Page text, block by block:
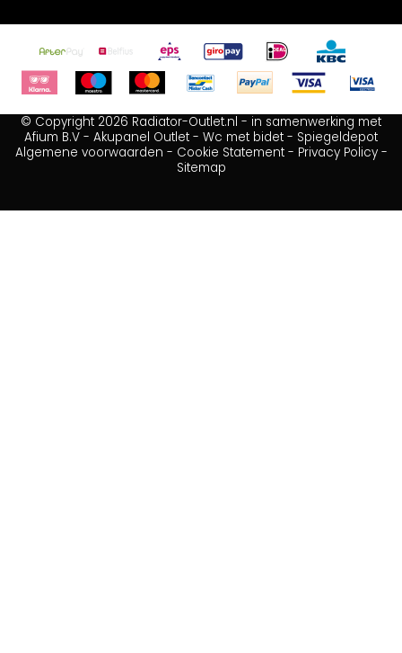
© Copyright 2026 Radiator-Outlet.nl - in samenwerking met
Afium B.V - Akupanel Outlet - Wc met bidet - Spiegeldepot
Algemene voorwaarden - Cookie Statement- Privacy Policy-
Sitemap